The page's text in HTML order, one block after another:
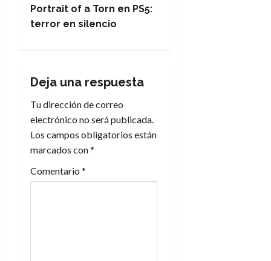
e
c
i
ó
n
Portrait of a Torn en PS5:
terror en silencio
Deja una respuesta
Tu dirección de correo
electrónico no será publicada.
Los campos obligatorios están
marcados con*
Comentario *